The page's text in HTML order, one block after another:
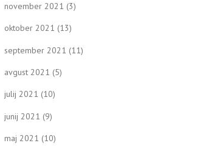
november 2021 (3)
oktober 2021 (13)
september 2021 (11)
avgust 2021 (5)
julij 2021 (10)
junij 2021 (9)
maj 2021 (10)